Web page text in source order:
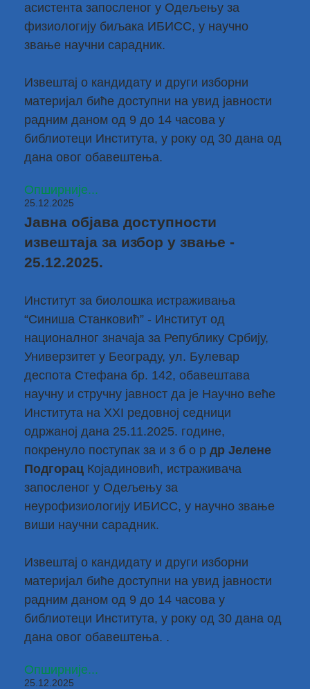
асистента запосленог у Одељењу за
физиологију биљака ИБИСС, у научно
звање научни сарадник.
Извештај о кандидату и други изборни
материјал биће доступни на увид јавности
радним даном од 9 до 14 часова у
библиотеци Института, у року од 30 дана од
дана овог обавештења.
Опширније...
25.12.2025
Јавна објава доступности
извештаја за избор у звање -
25.12.2025.
Институт за биолошка истраживања
“Синиша Станковић” - Институт од
националног значаја за Републику Србију,
Универзитет у Београду, ул. Булевар
деспота Стефана бр. 142, обавештава
научну и стручну јавност да је Научно веће
Института на XXI редовној седници
одржаној дана 25.11.2025. године,
покренуло поступак за и з б о р др Јелене
Подгорац Којадиновић, истраживача
запосленог у Одељењу за
неурофизиологију ИБИСС, у научно звање
виши научни сарадник.
Извештај о кандидату и други изборни
материјал биће доступни на увид јавности
радним даном од 9 до 14 часова у
библиотеци Института, у року од 30 дана од
дана овог обавештења. .
Опширније...
25.12.2025